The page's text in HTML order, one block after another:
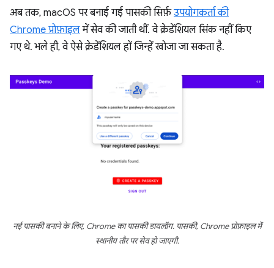
अब तक, macOS पर बनाई गई पासकी सिर्फ़उपयोगकर्ता की
Chrome प्रोफ़ाइलमें सेव की जाती थीं. वे क्रेडेंशियल सिंक नहीं किए
गए थे. भले ही, वे ऐसे क्रेडेंशियल हों जिन्हें खोजा जा सकता है.
नई पासकी बनाने के लिए, Chrome का पासकी डायलॉग. पासकी, Chrome प्रोफ़ाइल में
स्थानीय तौर पर सेव हो जाएगी.